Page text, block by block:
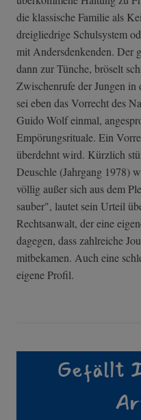
die klassische Familie als
dreigliedrige Schulsystem
mit Andersdenkenden. Der
dann zur Tünche, bröselt
Zwischenrufe der Jungen
sei eben das Vorrecht des
Guido Wolf einmal,
Empörungsrituale. Ein
überdehnt wird. Kürzlich
Deuschle (Jahrgang 1978)
völlig außer sich aus dem
sauber", lautet sein Urteil
Rechtsanwalt, der eine
dagegen, dass zahlreiche
mitbekamen. Auch eine
eigene Profil.
Gefällt